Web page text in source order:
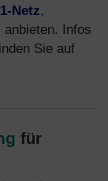
Netz,
anbieten. Infos
Sie auf
für